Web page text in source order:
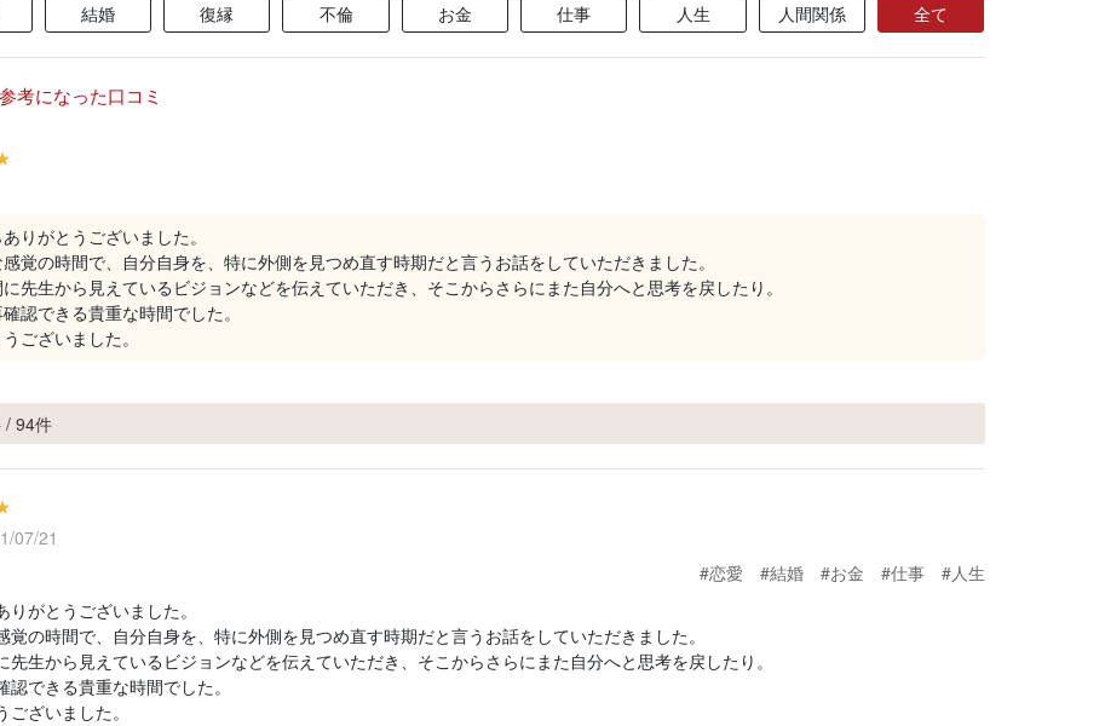
結婚 復縁 不倫 お金 仕事 人生 人間関係 全て
考になった口コミ
りがとうございました。
覚の時間で、自分自身を、特に外側を見つめ直す時期だと言うお話をしていただきました。
先生から見えているビジョンなどを伝えていただき、そこからさらにまた自分へと思考を戻したり。
認できる貴重な時間でした。
ございました。
/ 94件
07/21
#恋愛
#結婚 #お金 #仕事
#人生
りがとうございました。
覚の時間で、自分自身を、特に外側を見つめ直す時期だと言うお話をしていただきました。
先生から見えているビジョンなどを伝えていただき、そこからさらにまた自分へと思考を戻したり。
認できる貴重な時間でした。
ございました。